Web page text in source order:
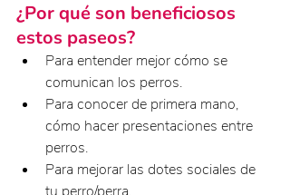
¿Por qué son beneficiosos
estos paseos?
Para entender mejor cómo se
comunican los perros.
Para conocer de primera mano,
cómo hacer presentaciones entre
perros.
Para mejorar las dotes sociales de